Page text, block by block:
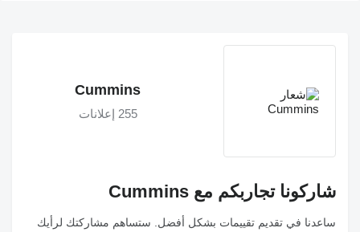
Cummins
255 إعلانات
شاركونا تجاربكم مع Cummins
ساعدنا في تقديم تقييمات بشكل أفضل. ستساهم مشاركتك لرأيك